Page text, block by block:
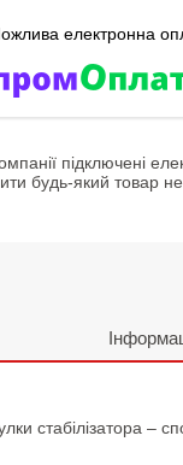
підключені
будь-який товар
стабілізатора –